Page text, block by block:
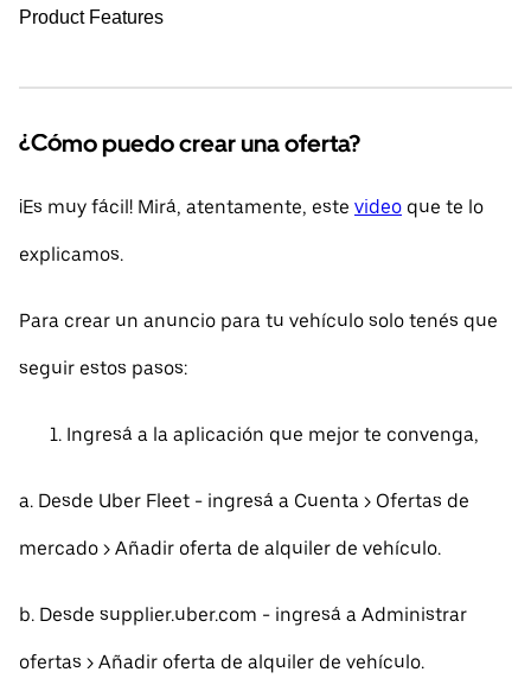
Product Features
¿Cómo puedo crear una oferta?
¡Es muy fácil! Mirá, atentamente, este video que te lo
explicamos.
Para crear un anuncio para tu vehículo solo tenés que
seguir estos pasos:
Ingresá a la aplicación que mejor te convenga,
a. Desde Uber Fleet - ingresá a Cuenta > Ofertas de
mercado > Añadir oferta de alquiler de vehículo.
b. Desde supplier.uber.com - ingresá a Administrar
ofertas > Añadir oferta de alquiler de vehículo.